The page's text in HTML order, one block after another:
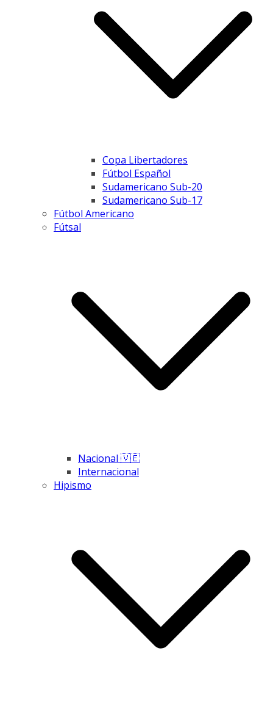
Copa Libertadores
Fútbol Español
Sudamericano Sub-20
Sudamericano Sub-17
Fútbol Americano
Fútsal
Nacional 🇻🇪
Internacional
Hipismo